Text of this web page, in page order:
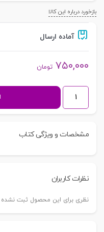
بازخورد درباره این کالا
آماده ارسال
۷۵۰,۰۰۰ تومان
حقوق
کیفری
جرایم
|
عدد
مشخصات و ویژگی کتاب
نظرات کاربران
نظری برای این محصول ثبت نشده